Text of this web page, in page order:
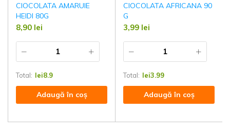
CIOCOLATA AMARUIE
HEIDI 80G
8,90 lei
Total: lei8.9
Adaugă în coș
CIOCOLATA AFRICANA 90
G
3,99 lei
Total: lei3.99
Adaugă în coș